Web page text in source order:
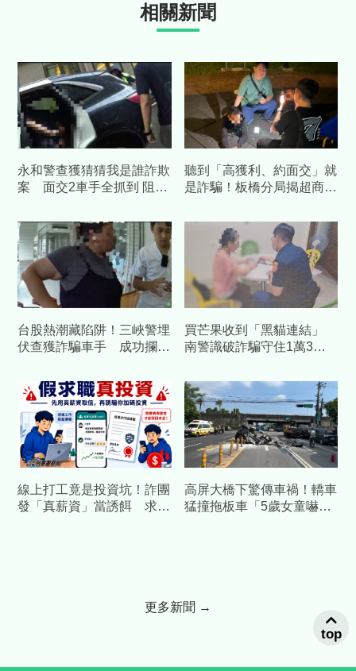
相關新聞
永和警查獲猜猜我是誰詐欺
案 面交2車手全抓到 阻詐
聽到「高獲利、約面交」就
是詐騙！板橋分局揭超商公
台股熱潮藏陷阱！三峽警埋
伏查獲詐騙車手 成功攔阻
買芒果收到「黑貓連結」
南警識破詐騙守住1萬3千
線上打工竟是投資坑！詐團
發「真薪資」當誘餌 求職
高屏大橋下驚傳車禍！轎車
猛撞拖板車「5歲女童嚇
更多新聞 →
top